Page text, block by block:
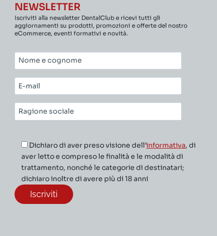
NEWSLETTER
Iscriviti alla newsletter DentalClub e ricevi tutti gli
aggiornamenti su prodotti, promozioni e offerte del nostro
eCommerce, eventi formativi e novità.
Nome
e
cognome*
E-
mail*
Ragione
sociale*
Dichiaro di aver preso visione dell’informativa, di
aver letto e compreso le finalità e le modalità di
trattamento, nonché le categorie di destinatari;
dichiaro inoltre di avere più di 18 anni